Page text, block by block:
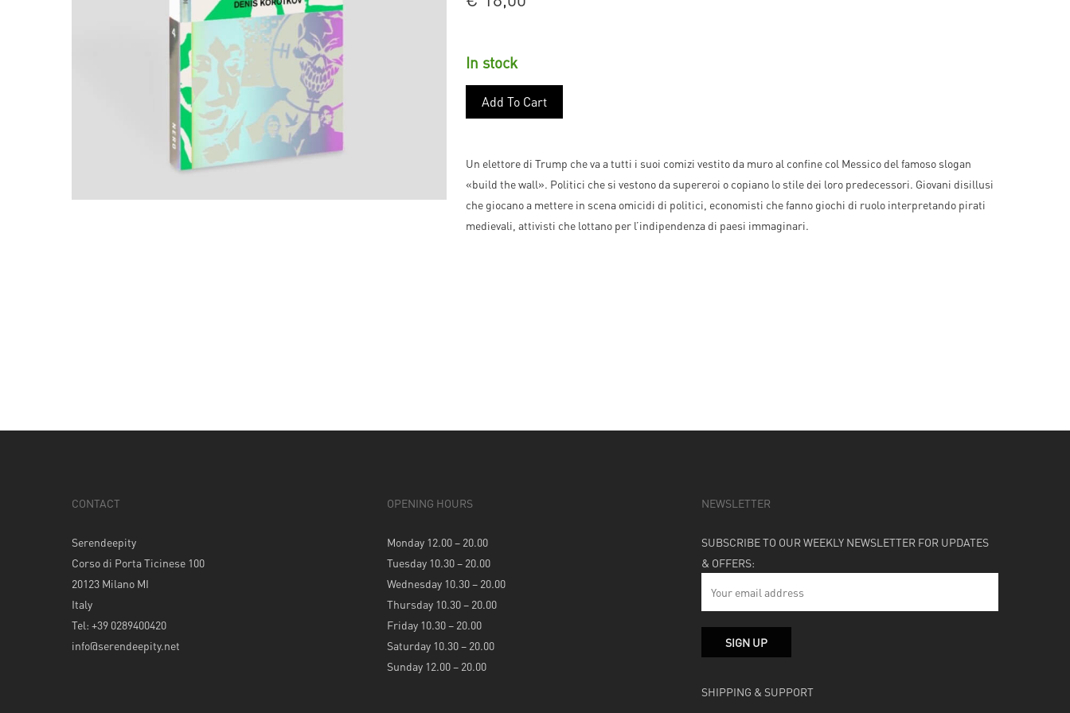
In stock
Add To Cart
Un elettore di Trump che va a tutti i suoi comizi vestito da muro al confine col Messico del famoso slogan
«build the wall». Politici che si vestono da supereroi o copiano lo stile dei loro predecessori. Giovani disillusi
che giocano a mettere in scena omicidi di politici, economisti che fanno giochi di ruolo interpretando pirati
medievali, attivisti che lottano per l’indipendenza di paesi immaginari.
CONTACT
Serendeepity
Corso di Porta Ticinese 100
20123 Milano MI
Italy
Tel: +39 0289400420
info@serendeepity.net
OPENING HOURS
Monday 12.00 – 20.00
Tuesday 10.30 – 20.00
Wednesday 10.30 – 20.00
Thursday 10.30 – 20.00
Friday 10.30 – 20.00
Saturday 10.30 – 20.00
Sunday 12.00 – 20.00
NEWSLETTER
SUBSCRIBE TO OUR WEEKLY NEWSLETTER FOR UPDATES
& OFFERS:
SHIPPING & SUPPORT